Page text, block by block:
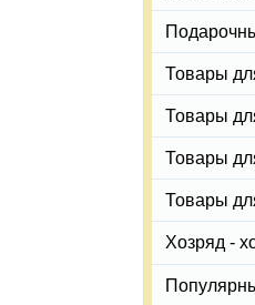
Товары
Товары
Товары
Товары
Хозряд -